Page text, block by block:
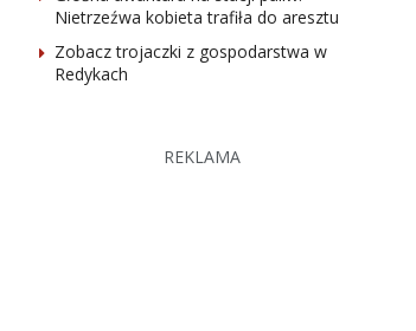
Nietrzeźwa kobieta trafiła do aresztu
Zobacz trojaczki z gospodarstwa w
Redykach
REKLAMA